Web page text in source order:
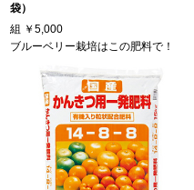
袋）
組 ￥5,000
ブルーベリー栽培はこの肥料で！